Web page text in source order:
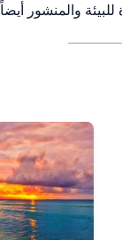
والمنشور أيضاً